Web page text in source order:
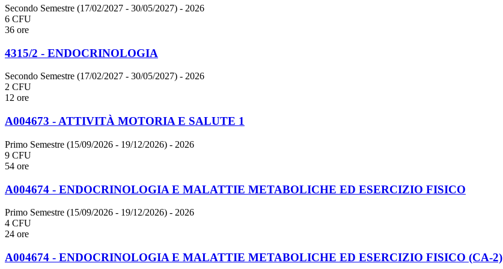
Secondo Semestre (17/02/2027 - 30/05/2027) - 2026
6 CFU
36 ore
4315/2 - ENDOCRINOLOGIA
Secondo Semestre (17/02/2027 - 30/05/2027) - 2026
2 CFU
12 ore
A004673 - ATTIVITÀ MOTORIA E SALUTE 1
Primo Semestre (15/09/2026 - 19/12/2026) - 2026
9 CFU
54 ore
A004674 - ENDOCRINOLOGIA E MALATTIE METABOLICHE ED ESERCIZIO FISICO
Primo Semestre (15/09/2026 - 19/12/2026) - 2026
4 CFU
24 ore
A004674 - ENDOCRINOLOGIA E MALATTIE METABOLICHE ED ESERCIZIO FISICO (CA-2)